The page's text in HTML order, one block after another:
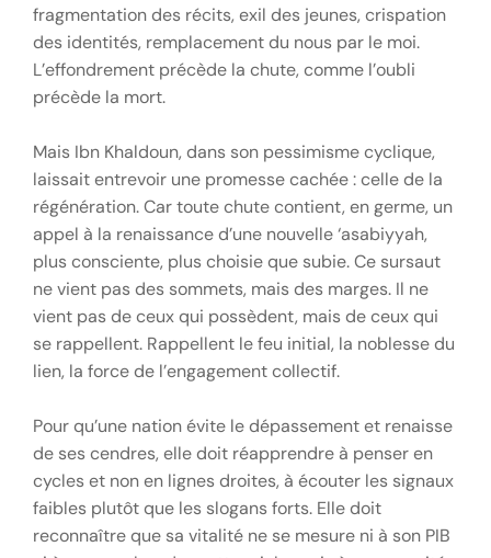
fragmentation des récits, exil des jeunes, crispation
des identités, remplacement du nous par le moi.
L’effondrement précède la chute, comme l’oubli
précède la mort.
Mais Ibn Khaldoun, dans son pessimisme cyclique,
laissait entrevoir une promesse cachée : celle de la
régénération. Car toute chute contient, en germe, un
appel à la renaissance d’une nouvelle ‘asabiyyah,
plus consciente, plus choisie que subie. Ce sursaut
ne vient pas des sommets, mais des marges. Il ne
vient pas de ceux qui possèdent, mais de ceux qui
se rappellent. Rappellent le feu initial, la noblesse du
lien, la force de l’engagement collectif.
Pour qu’une nation évite le dépassement et renaisse
de ses cendres, elle doit réapprendre à penser en
cycles et non en lignes droites, à écouter les signaux
faibles plutôt que les slogans forts. Elle doit
reconnaître que sa vitalité ne se mesure ni à son PIB